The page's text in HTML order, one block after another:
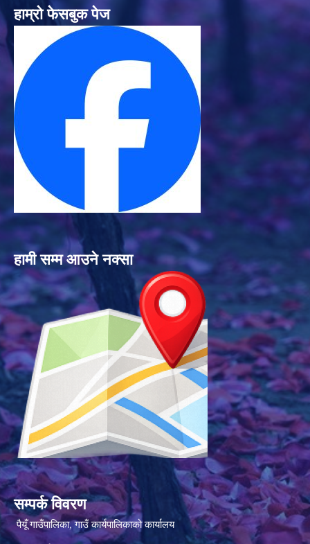
हाम्रो फेसबुक पेज
हामी सम्म आउने नक्सा
सम्पर्क विवरण
पैयूँ गाउँपालिका, गाउँ कार्यपालिकाको कार्यालय